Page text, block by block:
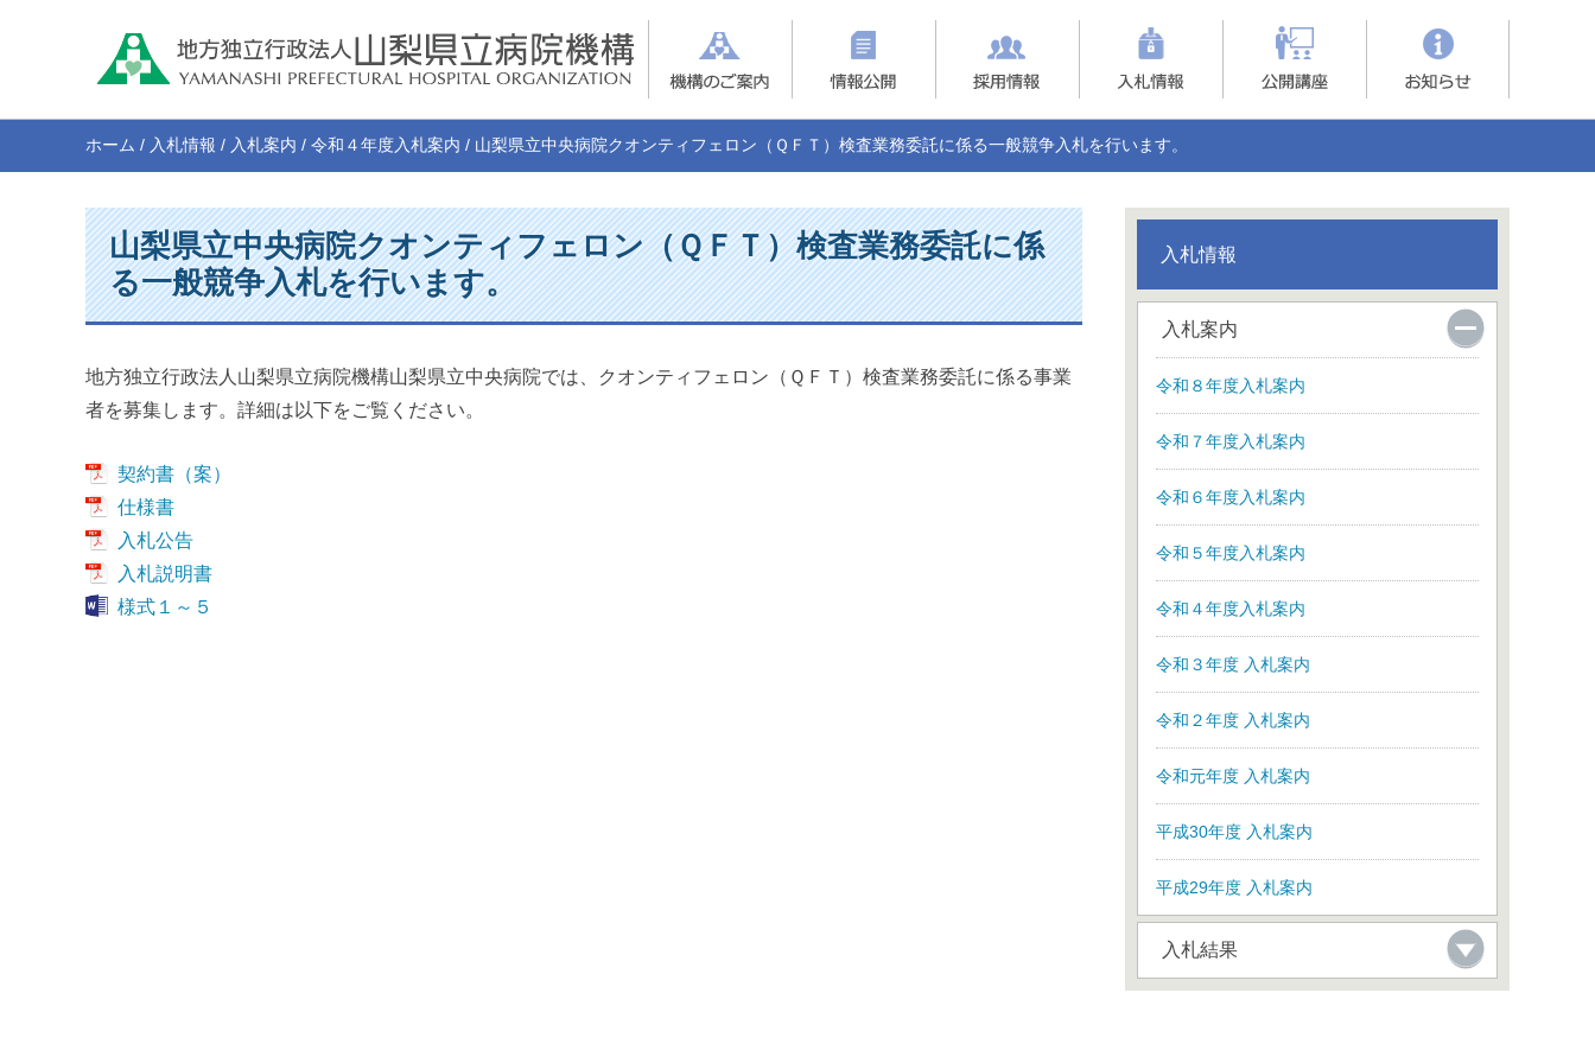
ホーム / 入札情報 / 入札案内 / 令和４年度入札案内 / 山梨県立中央病院クオンティフェロン（ＱＦＴ）検査業務委託に係る一般競争入札を行います。
山梨県立中央病院クオンティフェロン（ＱＦＴ）検査業務委託に係
る一般競争入札を行います。
地方独立行政法人山梨県立病院機構山梨県立中央病院では、クオンティフェロン（ＱＦＴ）検査業務委託に係る事業
者を募集します。詳細は以下をご覧ください。
契約書（案）
仕様書
入札公告
入札説明書
様式１～５
入札情報
入札案内
令和８年度入札案内
令和７年度入札案内
令和６年度入札案内
令和５年度入札案内
令和４年度入札案内
令和３年度 入札案内
令和２年度 入札案内
令和元年度 入札案内
平成30年度 入札案内
平成29年度 入札案内
入札結果